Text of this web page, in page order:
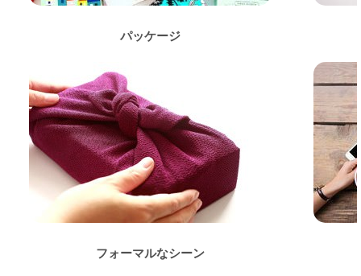
パッケージ
フォーマルなシーン